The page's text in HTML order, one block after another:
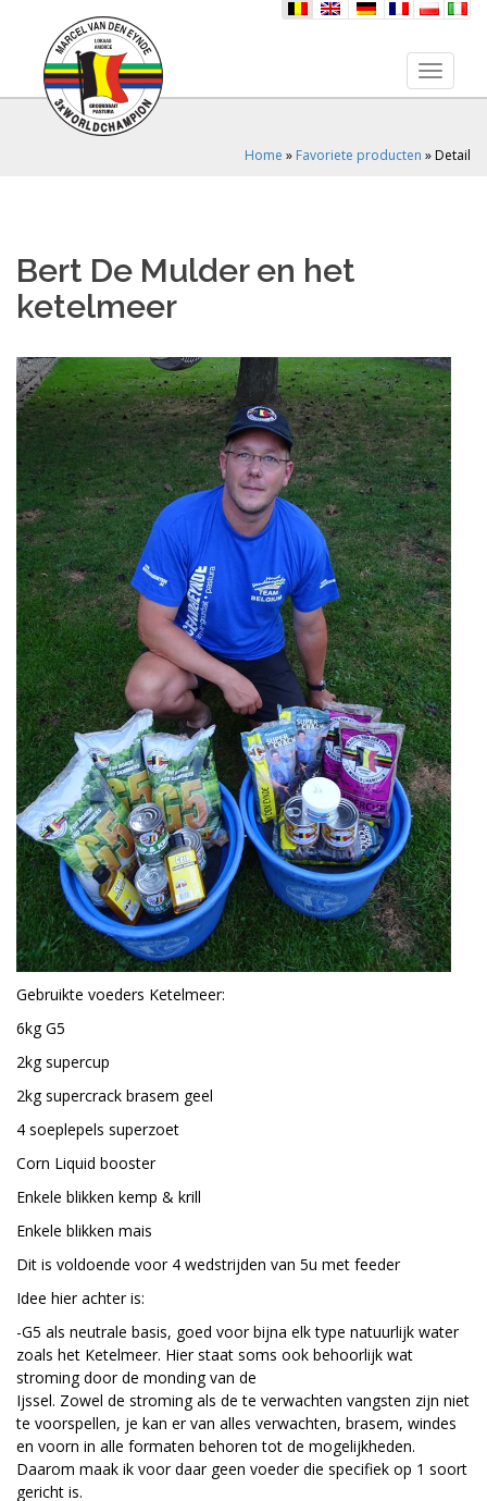
nl en de fr pl it
Toggle
Home » Favoriete producten » Detail
Bert De Mulder en het
ketelmeer
Gebruikte voeders Ketelmeer:
6kg G5
2kg supercup
2kg supercrack brasem geel
4 soeplepels superzoet
Corn Liquid booster
Enkele blikken kemp & krill
Enkele blikken mais
Dit is voldoende voor 4 wedstrijden van 5u met feeder
Idee hier achter is:
-G5 als neutrale basis, goed voor bijna elk type natuurlijk water
zoals het Ketelmeer. Hier staat soms ook behoorlijk wat
stroming door de monding van de
Ijssel. Zowel de stroming als de te verwachten vangsten zijn niet
te voorspellen, je kan er van alles verwachten, brasem, windes
en voorn in alle formaten behoren tot de mogelijkheden.
Daarom maak ik voor daar geen voeder die specifiek op 1 soort
gericht is.